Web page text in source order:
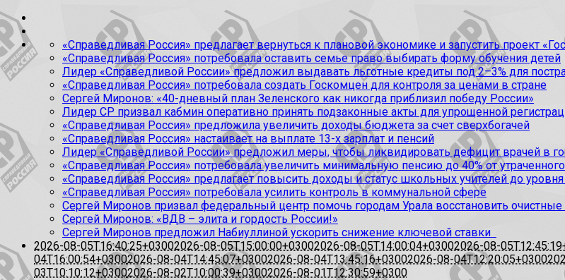
«Справедливая Россия» предлагает вернуться к плановой экономике и запустить проект
«Справедливая Россия» потребовала оставить семье право выбирать форму обучения детей
Лидер «Справедливой России» предложил выдавать льготные кредиты под 2–3% для
«Справедливая Россия» потребовала создать Госкомцен для контроля за ценами в стране
Сергей Миронов: «40-дневный план Зеленского как никогда приблизил победу России»
Лидер СР призвал кабмин оперативно принять подзаконные акты для упрощенной
«Справедливая Россия» предложила увеличить доходы бюджета за счет сверхбогачей
«Справедливая Россия» настаивает на выплате 13-х зарплат и пенсий
Лидер «Справедливой России» предложил меры, чтобы ликвидировать дефицит врачей в
«Справедливая Россия» потребовала увеличить минимальную пенсию до 40% от
«Справедливая Россия» предлагает повысить доходы и статус школьных учителей до
«Справедливая Россия» потребовала усилить контроль в коммунальной сфере
Сергей Миронов призвал федеральный центр помочь городам Урала восстановить
Сергей Миронов: «ВДВ – элита и гордость России!»
Сергей Миронов предложил Набиуллиной ускорить снижение ключевой ставки
2026-08-05T16:40:25+03002026-08-05T15:00:00+03002026-08-05T14:00:04+03002026-08-
04T16:00:54+03002026-08-04T14:45:07+03002026-08-04T13:45:16+03002026-08-04T12:20:05+0300
03T10:10:12+03002026-08-02T10:00:39+03002026-08-01T12:30:59+0300